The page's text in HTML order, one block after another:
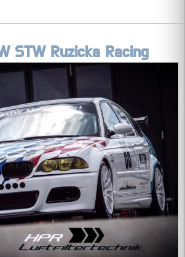
STW Ruzicka Racing